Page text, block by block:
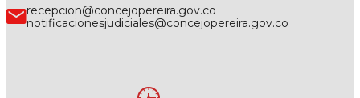
recepcion@concejopereira.gov.co
notificacionesjudiciales@concejopereira.gov.co